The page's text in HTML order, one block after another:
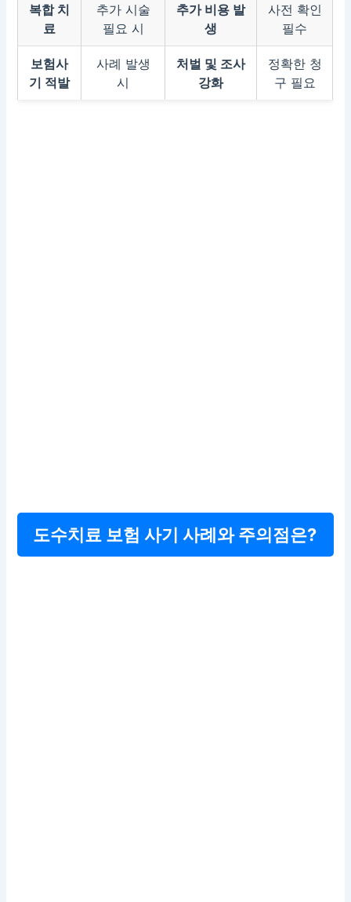
복합 치
료
추가 시술
필요 시
추가 비용 발
생
사전 확인
필수
보험사
기 적발
사례 발생
시
처벌 및 조사
강화
정확한 청
구 필요
도수치료 보험 사기 사례와 주의점은?